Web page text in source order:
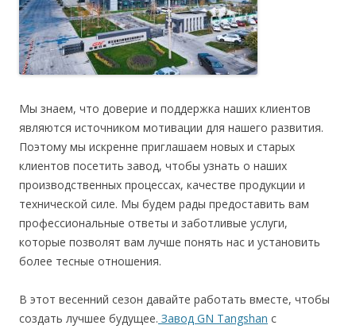
Мы знаем, что доверие и поддержка наших клиентов
являются источником мотивации для нашего развития.
Поэтому мы искренне приглашаем новых и старых
клиентов посетить завод, чтобы узнать о наших
производственных процессах, качестве продукции и
технической силе. Мы будем рады предоставить вам
профессиональные ответы и заботливые услуги,
которые позволят вам лучше понять нас и установить
более тесные отношения.
В этот весенний сезон давайте работать вместе, чтобы
создать лучшее будущее. Завод GN Tangshan с